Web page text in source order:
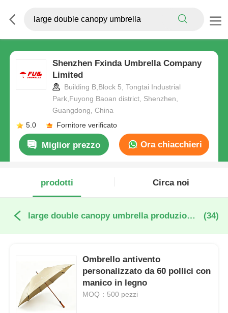
Shenzhen Fxinda Umbrella Company
Limited
Building B,Block 5, Tongtai Industrial
Park,Fuyong Baoan district, Shenzhen,
Guangdong, China
5.0
Fornitore verificato
Miglior prezzo Ora chiacchieri
prodotti Circa noi
large double canopy umbrella produzione online (34)
Ombrello antivento
personalizzato da 60 pollici con
manico in legno
MOQ：500 pezzi